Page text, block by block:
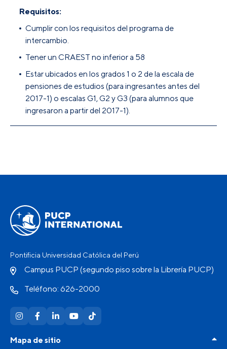
Requisitos:
Cumplir con los requisitos del programa de
intercambio.
Tener un CRAEST no inferior a 58
Estar ubicados en los grados 1 o 2 de la escala de
pensiones de estudios (para ingresantes antes del
2017-1) o escalas G1, G2 y G3 (para alumnos que
ingresaron a partir del 2017-1).
Pontificia Universidad Católica del Perú
Campus PUCP (segundo piso sobre la Librería PUCP)
Teléfono: 626-2000
Mapa de sitio